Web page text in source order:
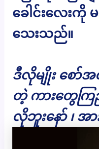
ခေါင်းလေး
သေးသည်။
ဒီလိုမျိုး စော်
တဲ့ ကားတွေကြ
လိုဘူးနော် ၊ အာ